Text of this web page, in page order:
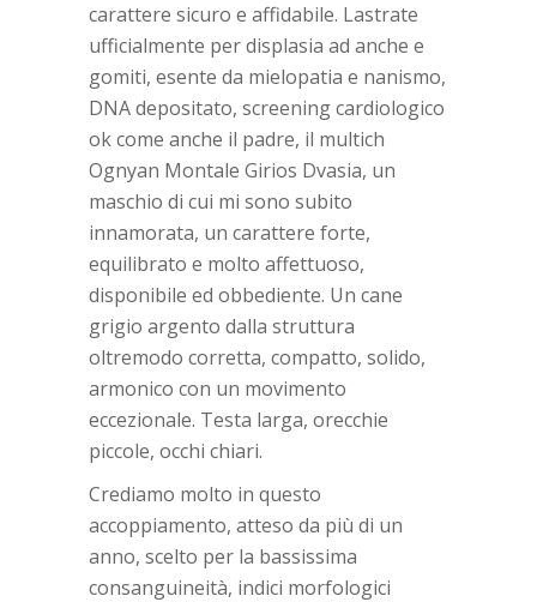
carattere sicuro e affidabile. Lastrate
ufficialmente per displasia ad anche e
gomiti, esente da mielopatia e nanismo,
DNA depositato, screening cardiologico
ok come anche il padre, il multich
Ognyan Montale Girios Dvasia, un
maschio di cui mi sono subito
innamorata, un carattere forte,
equilibrato e molto affettuoso,
disponibile ed obbediente. Un cane
grigio argento dalla struttura
oltremodo corretta, compatto, solido,
armonico con un movimento
eccezionale. Testa larga, orecchie
piccole, occhi chiari.
Crediamo molto in questo
accoppiamento, atteso da più di un
anno, scelto per la bassissima
consanguineità, indici morfologici